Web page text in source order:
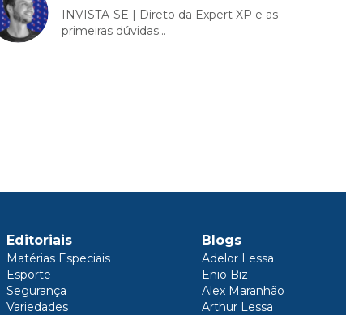
INVISTA-SE | Direto da Expert XP e as
primeiras dúvidas...
Editoriais
Matérias Especiais
Esporte
Segurança
Variedades
Blogs
Adelor Lessa
Enio Biz
Alex Maranhão
Arthur Lessa